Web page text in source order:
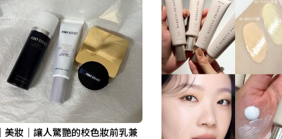
｜美妝｜讓人驚艷的校色妝前乳兼